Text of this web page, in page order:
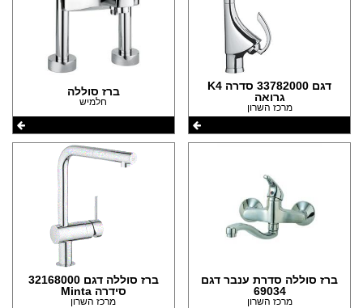
דגם 33782000 סדרה K4
גרואה
מרכז השרון
ברז סוללה
חלמיש
ברז סוללה סדרת ענבר דגם
69034
מרכז השרון
ברז סוללה דגם 32168000
סידרה Minta
מרכז השרון